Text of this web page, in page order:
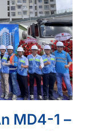
MD4-1 –